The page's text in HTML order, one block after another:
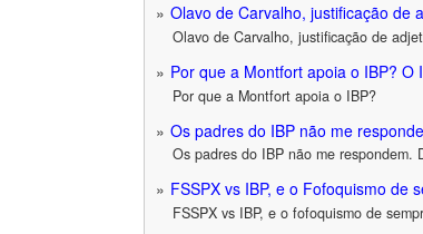
Olavo de Carvalho, justificação de
Olavo de Carvalho, justificação de
Por que a Montfort apoia o IBP?
Por que a Montfort apoia o IBP?
Os padres do IBP não me
Os padres do IBP não me respondem.
FSSPX vs IBP, e o Fofoquismo de
FSSPX vs IBP, e o fofoquismo de